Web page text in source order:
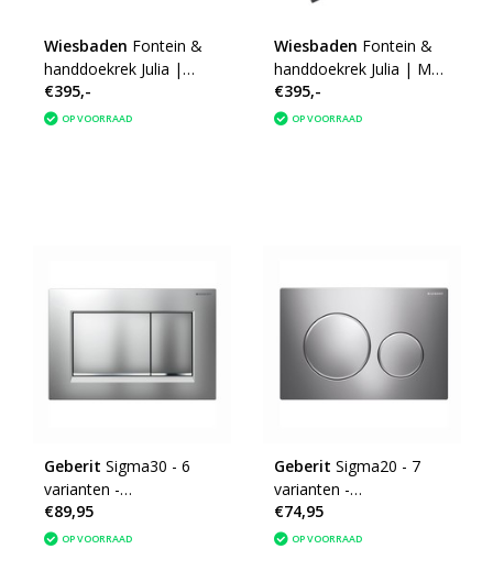
Wiesbaden Fontein &
handdoekrek Julia |
Betonlook | Kraangat
links | 356x203x159mm
€395,-
OP VOORRAAD
Wiesbaden Fontein &
handdoekrek Julia | Mat
zwart | Kraangat rechts
| 356x203x159mm
€395,-
OP VOORRAAD
Geberit Sigma30 - 6
varianten -
Bedieningsplaat
€89,95
OP VOORRAAD
Geberit Sigma20 - 7
varianten -
Bedieningsplaat
€74,95
OP VOORRAAD